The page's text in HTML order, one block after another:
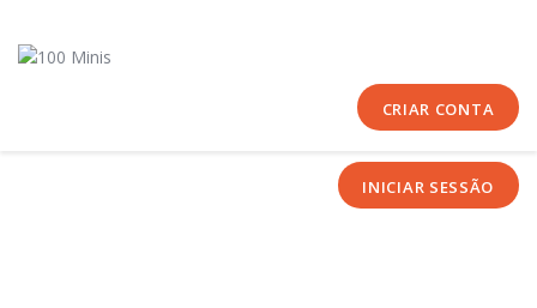
CRIAR CONTA
INICIAR SESSÃO
Sobre Nós